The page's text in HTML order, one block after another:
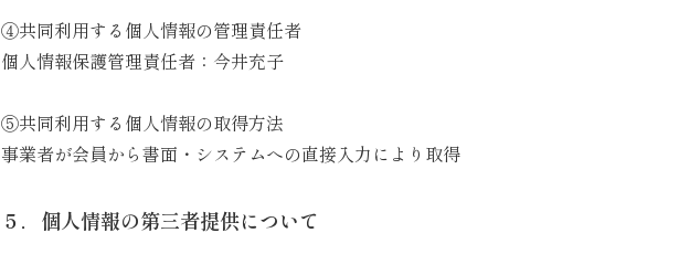
④共同利用する個人情報の管理責任者
個人情報保護管理責任者：今井充子
⑤共同利用する個人情報の取得方法
事業者が会員から書面・システムへの直接入力により取得
５．個人情報の第三者提供について